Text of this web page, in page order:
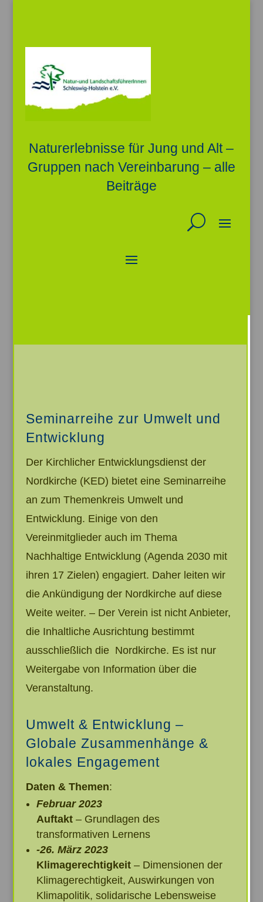
Naturerlebnisse für Jung und Alt –
Gruppen nach Vereinbarung – alle
Beiträge
Seminarreihe zur Umwelt und
Entwicklung
Der Kirchlicher Entwicklungsdienst der
Nordkirche (KED) bietet eine Seminarreihe
an zum Themenkreis Umwelt und
Entwicklung. Einige von den
Vereinmitglieder auch im Thema
Nachhaltige Entwicklung (Agenda 2030 mit
ihren 17 Zielen) engagiert. Daher leiten wir
die Ankündigung der Nordkirche auf diese
Weite weiter. – Der Verein ist nicht Anbieter,
die Inhaltliche Ausrichtung bestimmt
ausschließlich die Nordkirche. Es ist nur
Weitergabe von Information über die
Veranstaltung.
Umwelt & Entwicklung –
Globale Zusammenhänge &
lokales Engagement
Daten & Themen:
Februar 2023
Auftakt – Grundlagen des
transformativen Lernens
-26. März 2023
Klimagerechtigkeit – Dimensionen der
Klimagerechtigkeit, Auswirkungen von
Klimapolitik, solidarische Lebensweise